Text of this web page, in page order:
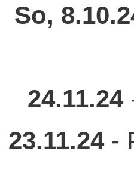
So,
24.11.24
23.11.24-